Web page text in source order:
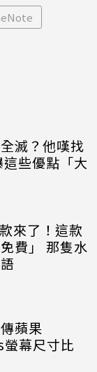
滅？他嘆找
些優點「大
來了！這款
費」 那隻水
蘋果
幕尺寸比